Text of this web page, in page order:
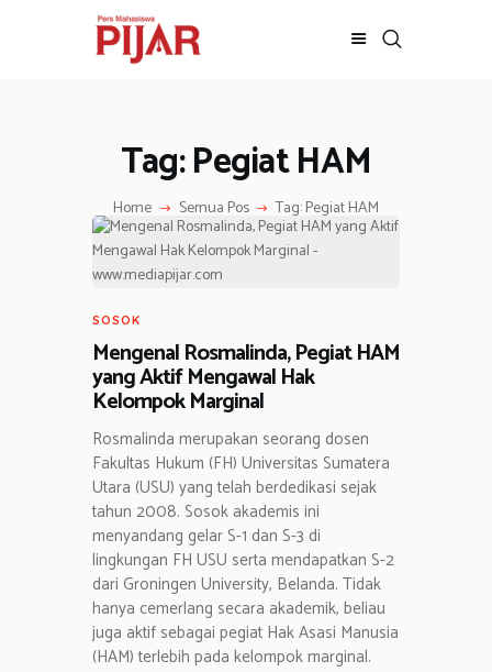
Tag: Pegiat HAM
Home Semua Pos Tag: Pegiat HAM
BERITA
ADVERTORIAL
SOSOK
GALERI
HIBURAN
JALAN-JALAN
GAYA HIDUP
OLAHRAGA
OPINI
SOSOK
Mengenal Rosmalinda, Pegiat HAM
yang Aktif Mengawal Hak
Kelompok Marginal
Rosmalinda merupakan seorang dosen
Fakultas Hukum (FH) Universitas Sumatera
Utara (USU) yang telah berdedikasi sejak
tahun 2008. Sosok akademis ini
menyandang gelar S-1 dan S-3 di
lingkungan FH USU serta mendapatkan S-2
dari Groningen University, Belanda. Tidak
hanya cemerlang secara akademik, beliau
juga aktif sebagai pegiat Hak Asasi Manusia
(HAM) terlebih pada kelompok marginal.